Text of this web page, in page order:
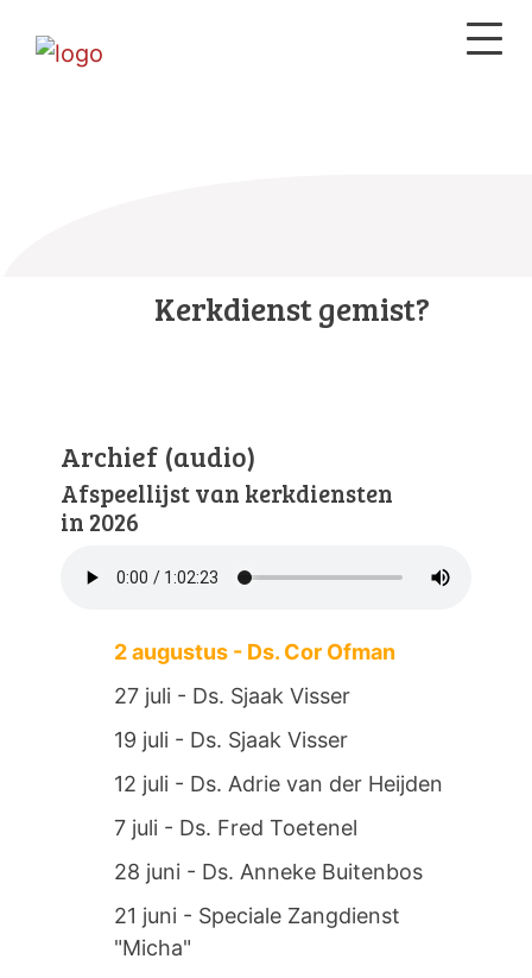
Kerkdienst gemist?
Archief (audio)
Afspeellijst van kerkdiensten
in 2026
2 augustus - Ds. Cor Ofman
27 juli - Ds. Sjaak Visser
19 juli - Ds. Sjaak Visser
12 juli - Ds. Adrie van der Heijden
7 juli - Ds. Fred Toetenel
28 juni - Ds. Anneke Buitenbos
21 juni - Speciale Zangdienst
"Micha"